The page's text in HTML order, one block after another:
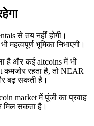
से तय नहीं होगी।
महत्वपूर्ण भूमिका निभाएगी।
है और कई altcoins में भी
कमजोर रहता है, तो NEAR
बढ़ सकती है।
market में पूंजी का प्रवाह
मिल सकता है।